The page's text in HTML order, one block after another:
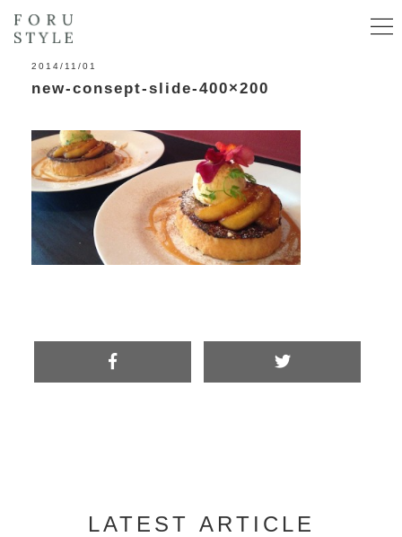
2014/11/01
new-consept-slide-400×200
LATEST ARTICLE